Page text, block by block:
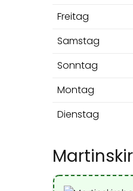
Freitag
Samstag
Sonntag
Montag
Dienstag